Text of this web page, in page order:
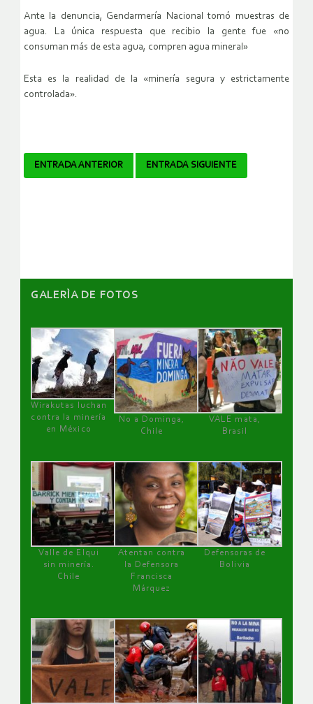
Ante la denuncia, Gendarmería Nacional tomó muestras de
agua. La única respuesta que recibio la gente fue «no
consuman más de esta agua, compren agua mineral»
Esta es la realidad de la «minería segura y estrictamente
controlada».
Navegador
ENTRADA ANTERIOR ENTRADA SIGUIENTE
GALERÌA DE FOTOS
Wirakutas luchan
contra la minería
en México
No a Dominga,
Chile
VALE mata,
Brasil
Valle de Elqui
sin minería.
Chile
Atentan contra
la Defensora
Francisca
Márquez
Defensoras de
Bolivia